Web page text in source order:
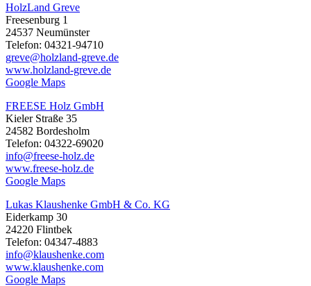
HolzLand Greve
Freesenburg 1
24537 Neumünster
Telefon: 04321-94710
greve@holzland-greve.de
www.holzland-greve.de
Google Maps
FREESE Holz GmbH
Kieler Straße 35
24582 Bordesholm
Telefon: 04322-69020
info@freese-holz.de
www.freese-holz.de
Google Maps
Lukas Klaushenke GmbH & Co. KG
Eiderkamp 30
24220 Flintbek
Telefon: 04347-4883
info@klaushenke.com
www.klaushenke.com
Google Maps